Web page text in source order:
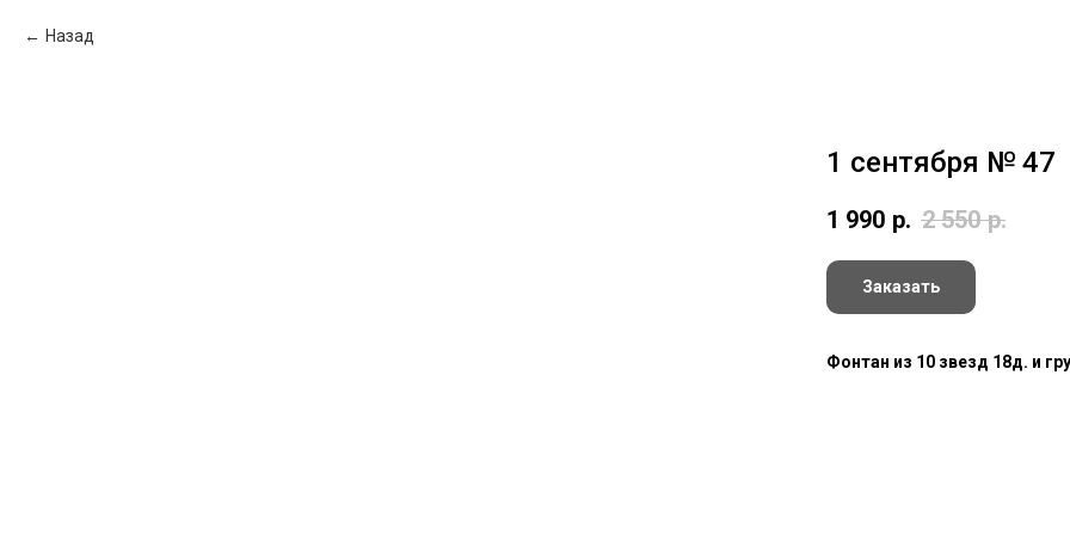
Назад
1 сентября № 47
1 990 р. 2 550 р.
Заказать
Фонтан из 10 звезд 18д. и